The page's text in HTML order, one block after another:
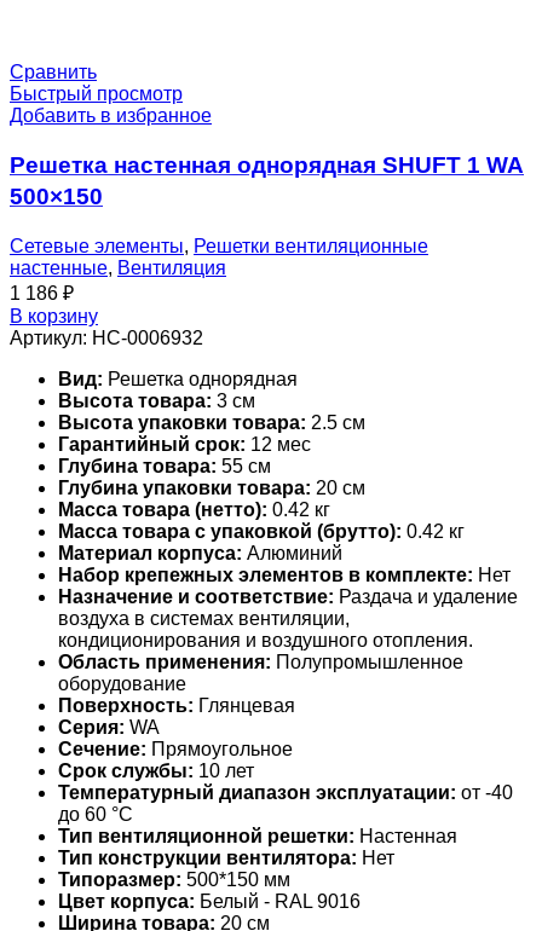
Сравнить
Быстрый просмотр
Добавить в избранное
Решетка настенная однорядная SHUFT 1 WA
500×150
Сетевые элементы, Решетки вентиляционные
настенные, Вентиляция
1 186 ₽
В корзину
Артикул: НС-0006932
Вид: Решетка однорядная
Высота товара: 3 см
Высота упаковки товара: 2.5 см
Гарантийный срок: 12 мес
Глубина товара: 55 см
Глубина упаковки товара: 20 см
Масса товара (нетто): 0.42 кг
Масса товара с упаковкой (брутто): 0.42 кг
Материал корпуса: Алюминий
Набор крепежных элементов в комплекте: Нет
Назначение и соответствие: Раздача и удаление
воздуха в системах вентиляции,
кондиционирования и воздушного отопления.
Область применения: Полупромышленное
оборудование
Поверхность: Глянцевая
Серия: WA
Сечение: Прямоугольное
Срок службы: 10 лет
Температурный диапазон эксплуатации: от -40
до 60 °С
Тип вентиляционной решетки: Настенная
Тип конструкции вентилятора: Нет
Типоразмер: 500*150 мм
Цвет корпуса: Белый - RAL 9016
Ширина товара: 20 см